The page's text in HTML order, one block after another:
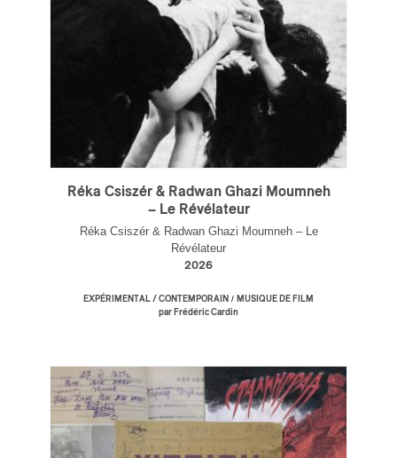
Réka Csiszér & Radwan Ghazi Moumneh
– Le Révélateur
Réka Csiszér & Radwan Ghazi Moumneh – Le
Révélateur
2026
EXPÉRIMENTAL / CONTEMPORAIN / MUSIQUE DE FILM
par Frédéric Cardin